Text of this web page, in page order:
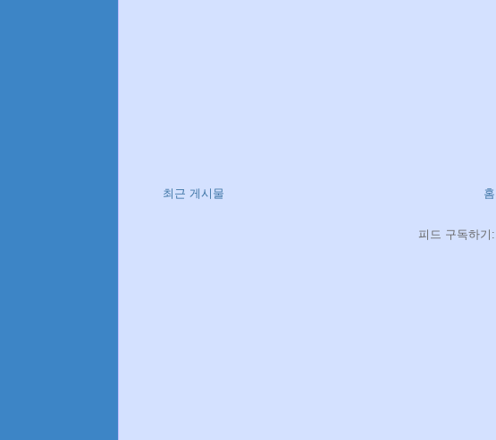
최근 게시물 홈
피드 구독하기: